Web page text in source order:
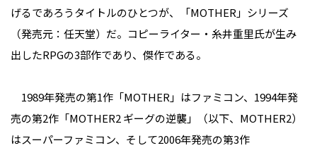
げるであろうタイトルのひとつが、「MOTHER」シリーズ
（発売元：任天堂）だ。コピーライター・糸井重里氏が生み
出したRPGの3部作であり、傑作である。
1989年発売の第1作「MOTHER」はファミコン、1994年発
売の第2作「MOTHER2 ギーグの逆襲」（以下、MOTHER2）
はスーパーファミコン、そして2006年発売の第3作